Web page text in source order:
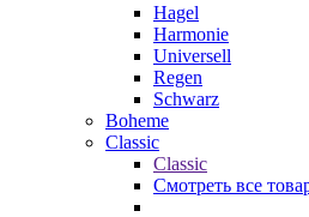
Hagel
Harmonie
Universell
Regen
Schwarz
Boheme
Classic
Classic
Смотреть все